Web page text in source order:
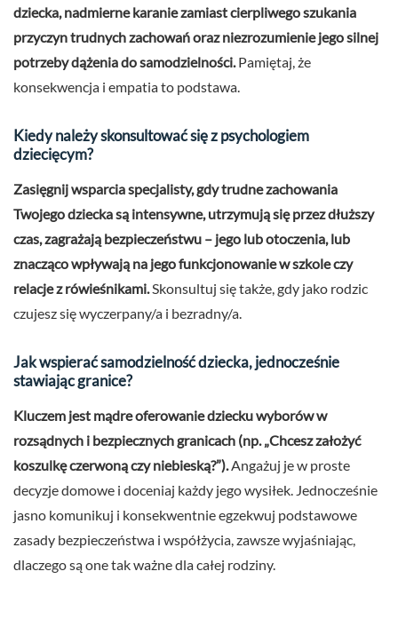
dziecka, nadmierne karanie zamiast cierpliwego szukania
przyczyn trudnych zachowań oraz niezrozumienie jego silnej
potrzeby dążenia do samodzielności. Pamiętaj, że
konsekwencja i empatia to podstawa.
Kiedy należy skonsultować się z psychologiem
dziecięcym?
Zasięgnij wsparcia specjalisty, gdy trudne zachowania
Twojego dziecka są intensywne, utrzymują się przez dłuższy
czas, zagrażają bezpieczeństwu – jego lub otoczenia, lub
znacząco wpływają na jego funkcjonowanie w szkole czy
relacje z rówieśnikami. Skonsultuj się także, gdy jako rodzic
czujesz się wyczerpany/a i bezradny/a.
Jak wspierać samodzielność dziecka, jednocześnie
stawiając granice?
Kluczem jest mądre oferowanie dziecku wyborów w
rozsądnych i bezpiecznych granicach (np. „Chcesz założyć
koszulkę czerwoną czy niebieską?”). Angażuj je w proste
decyzje domowe i doceniaj każdy jego wysiłek. Jednocześnie
jasno komunikuj i konsekwentnie egzekwuj podstawowe
zasady bezpieczeństwa i współżycia, zawsze wyjaśniając,
dlaczego są one tak ważne dla całej rodziny.